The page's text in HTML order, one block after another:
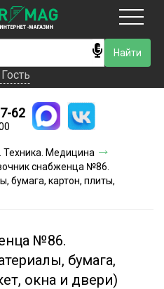
Гость
доставки
оплаты
скидки
62
Техника. Медицина
снабженца №86.
бумага, картон, плиты,
№86.
бумага,
окна и двери)